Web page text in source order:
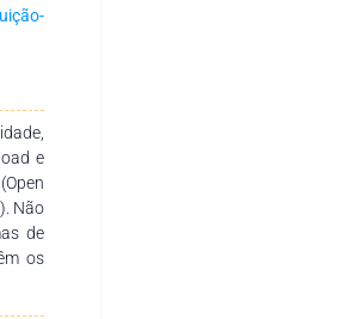
e
Não
de
os